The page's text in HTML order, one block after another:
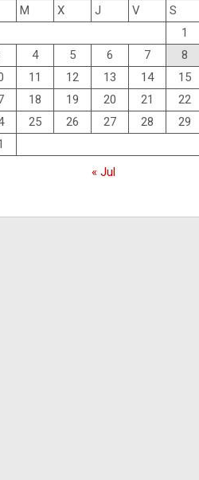
M X J V S
1
4 5 6 7 8
11 12 13 14 15
18 19 20 21 22
25 26 27 28 29
« Jul